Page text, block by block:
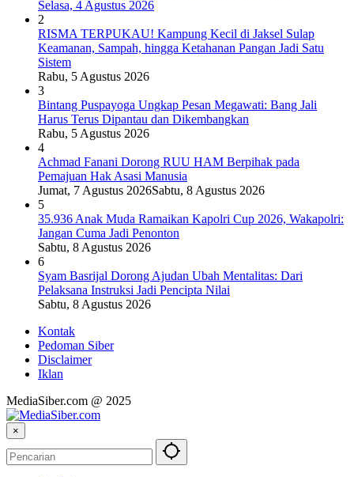
Selasa, 4 Agustus 2026
2
RISMA TERPUKAU! Kampung Kecil di Jaksel Sulap
Keamanan, Sampah, hingga Ketahanan Pangan Jadi Satu
Sistem
Rabu, 5 Agustus 2026
3
Bintang Puspayoga Ungkap Pesan Megawati: Bang Jali
Harus Terus Dipantau dan Dikembangkan
Rabu, 5 Agustus 2026
4
Achmad Fanani Dorong RUU HAM Berpihak pada
Pemajuan Hak Asasi Manusia
Jumat, 7 Agustus 2026Sabtu, 8 Agustus 2026
5
35.936 Anak Muda Ramaikan Kapolri Cup 2026, Wakapolri:
Jangan Cuma Jadi Penonton
Sabtu, 8 Agustus 2026
6
Syam Basrijal Dorong Ajudan Ubah Mentalitas: Dari
Pelaksana Instruksi Jadi Pencipta Nilai
Sabtu, 8 Agustus 2026
Kontak
Pedoman Siber
Disclaimer
Iklan
MediaSiber.com @ 2025
×